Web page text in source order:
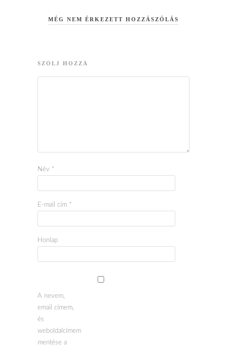
MÉG NEM ÉRKEZETT HOZZÁSZÓLÁS
SZÓLJ HOZZÁ
Név *
E-mail cím *
Honlap
A nevem,
email címem,
és
weboldalcímem
mentése a